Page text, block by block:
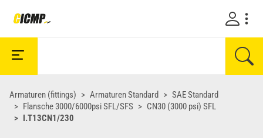
Armaturen (fittings) Armaturen Standard
SAE Standard
Flansche 3000/6000psi SFL/SFS
CN30 (3000 psi) SFL
I.T13CN1/230